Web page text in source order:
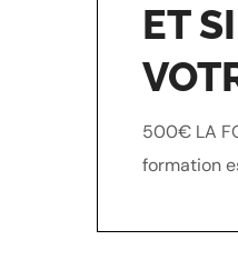
ET
500€ LA
formation